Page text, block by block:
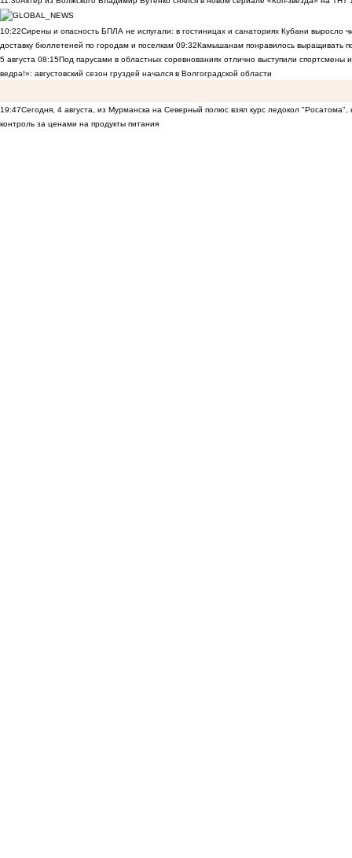
10:22Сирены и опасность БПЛА не испугали: в гостиницах и санаториях Кубани выросло
доставку бюллетеней по городам и поселкам 09:32Камышанам понравилось выращивать
5 августа 08:15Под парусами в областных соревнованиях отлично выступили спортсмены
ведра!»: августовский сезон груздей начался в Волгоградской области
19:47Сегодня, 4 августа, из Мурманска на Северный полюс взял курс ледокол
контроль за ценами на продукты питания